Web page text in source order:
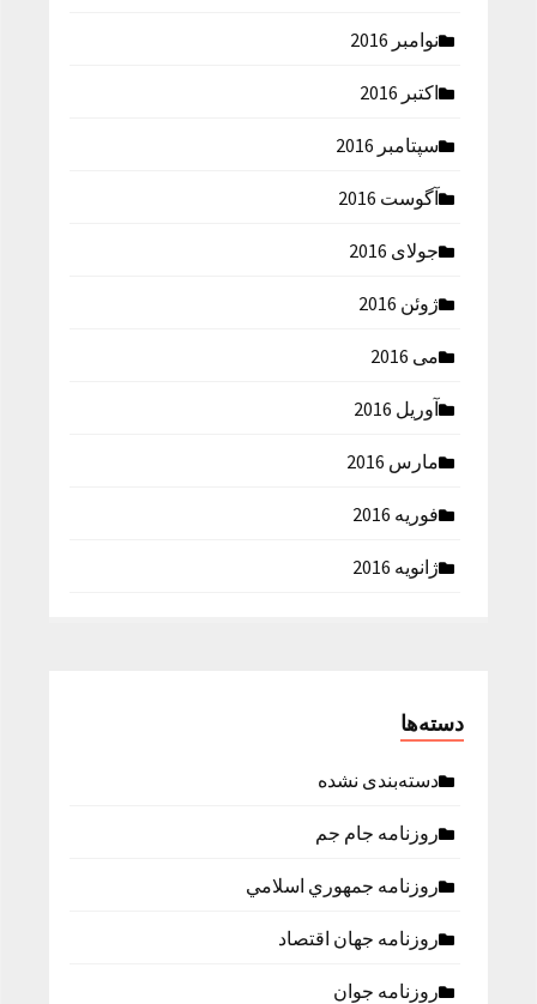
نوامبر 2016
اکتبر 2016
سپتامبر 2016
آگوست 2016
جولای 2016
ژوئن 2016
می 2016
آوریل 2016
مارس 2016
فوریه 2016
ژانویه 2016
دسته‌ها
دسته‌بندی نشده
روزنامه جام جم
روزنامه جمهوري اسلامي
روزنامه جهان اقتصاد
روزنامه جوان